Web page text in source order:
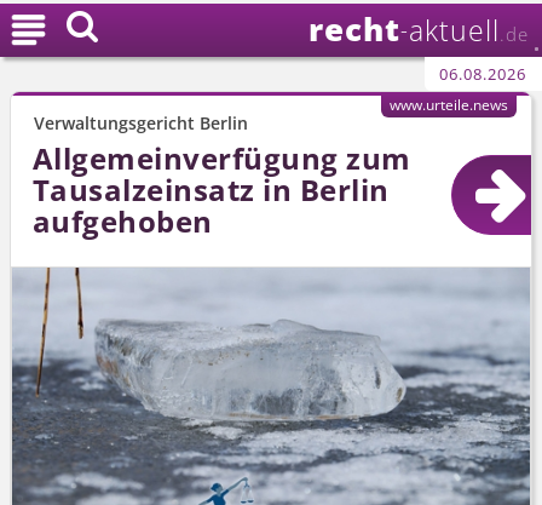
recht-aktuell .de
06.08.2026

Verwaltungsgericht Berlin
Allgemeinverfügung zum
Tausalzeinsatz in Berlin
aufgehoben
www.urteile.news